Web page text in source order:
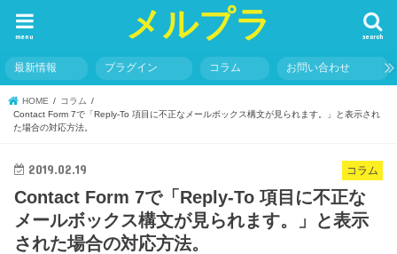
メルプラ search
menu
最新情報 プラグイン コラム お問い合わせ
HOME
コラム
Contact Form 7で「Reply-To 項目に不正なメールボックス構文が見られます。」と表示され
た場合の対応方法。
コラム
2019.02.19
Contact Form 7で「Reply-To 項目に不正な
メールボックス構文が見られます。」と表示
された場合の対応方法。